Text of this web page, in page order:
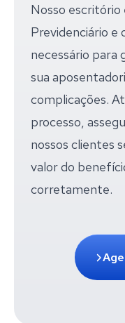
Nosso escritório
Previdenciário
necessário para
sua
complicações.
processo,
nossos clientes
valor do
corretamente.